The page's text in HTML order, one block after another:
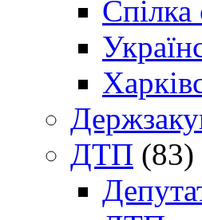
Спілка
ДТП (83)